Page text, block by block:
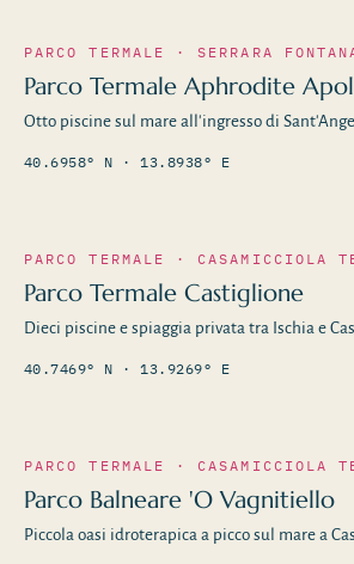
PARCO TERMALE · SERRARA
Parco Termale Aphrodite
Otto piscine sul mare all'ingresso di
40.6958° N · 13.8938° E
PARCO TERMALE · CASAMICCIOLA
Parco Termale Castiglione
Dieci piscine e spiaggia privata tra Ischia e
40.7469° N · 13.9269° E
PARCO TERMALE · CASAMICCIOLA
Parco Balneare 'O Vagnitiello
Piccola oasi idroterapica a picco sul mare a